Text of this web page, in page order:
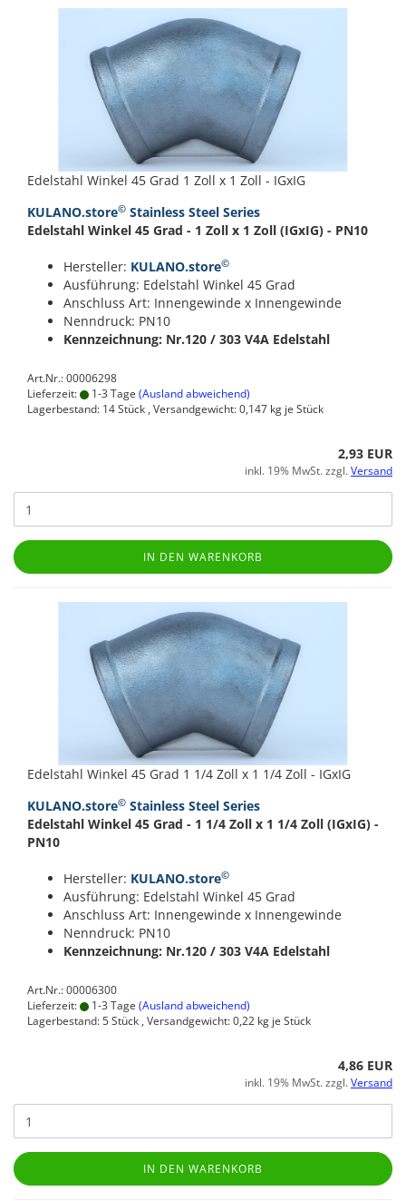
Edelstahl Winkel 45 Grad 1 Zoll x 1 Zoll - IGxIG
KULANO.store© Stainless Steel Series
Edelstahl Winkel 45 Grad - 1 Zoll x 1 Zoll (IGxIG) - PN10
Hersteller: KULANO.store©
Ausführung: Edelstahl Winkel 45 Grad
Anschluss Art: Innengewinde x Innengewinde
Nenndruck: PN10
Kennzeichnung: Nr.120 / 303 V4A Edelstahl
Art.Nr.: 00006298
Lieferzeit:
1-3 Tage (Ausland abweichend)
Lagerbestand: 14 Stück , Versandgewicht:0,147 kg je Stück
2,93 EUR
inkl. 19% MwSt. zzgl.Versand
IN DEN WARENKORB
Edelstahl Winkel 45 Grad 1 1/4 Zoll x 1 1/4 Zoll - IGxIG
KULANO.store© Stainless Steel Series
Edelstahl Winkel 45 Grad - 1 1/4 Zoll x 1 1/4 Zoll (IGxIG) -
PN10
Hersteller: KULANO.store©
Ausführung: Edelstahl Winkel 45 Grad
Anschluss Art: Innengewinde x Innengewinde
Nenndruck: PN10
Kennzeichnung: Nr.120 / 303 V4A Edelstahl
Art.Nr.: 00006300
Lieferzeit:
1-3 Tage (Ausland abweichend)
Lagerbestand: 5 Stück , Versandgewicht:0,22 kg je Stück
4,86 EUR
inkl. 19% MwSt. zzgl.Versand
IN DEN WARENKORB